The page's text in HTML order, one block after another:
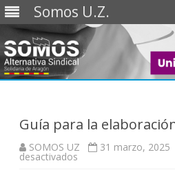
Somos U.Z.
Guía para la
SOMOS UZ 31 marzo, 2025
desactivados